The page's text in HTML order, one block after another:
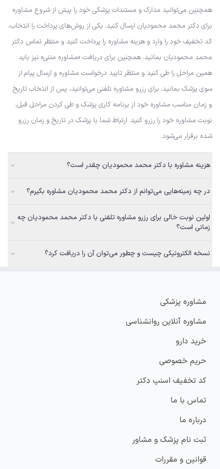
همچنین می‌توانید مدارک و مستندات پزشکی خود را پیش از شروع مشاوره
برای دکتر محمد محمودیان ارسال کنید. یکی از روش‌های پرداخت را انتخاب،
کد تخفیف خود را وارد و هزینه مشاوره را پرداخت کنید و منتظر تماس دکتر
محمد محمودیان بمانید. همچنین برای دریافت «مشاوره متنی» نیز باید
همین مراحل را طی کنید و منتظر تایید درخواست مشاوره و ارسال پیام از
سوی پزشک بمانید. برای رزرو مشاوره تلفنی می‌توانید، پس از انتخاب تاریخ
و زمان مناسب مشاوره خود از برنامه کاری پزشک و طی کردن مراحل قبل،
نوبت مشاوره خود را رزرو کنید. ارتباط شما با پزشک در تاریخ و زمان رزرو
شده برقرار می‌شود.
هزینه مشاوره با دکتر محمد محمودیان چقدر است؟
در چه زمینه‌هایی می‌توانم از دکتر محمد محمودیان مشاوره بگیرم؟
اولین نوبت خالی برای رزرو مشاوره تلفنی با دکتر محمد محمودیان چه
زمانی است؟
نسخه الکترونیکی چیست و چطور می‌توان آن را دریافت کرد؟
مشاوره پزشکی
مشاوره آنلاین روانشناسی
خرید دارو
حریم خصوصی
کد تخفیف اسنپ دکتر
تماس با ما
درباره ما
ثبت نام پزشک و مشاور
قوانین و مقررات